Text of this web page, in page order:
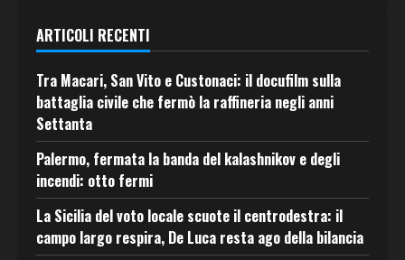
ARTICOLI RECENTI
Tra Macari, San Vito e Custonaci: il docufilm sulla
battaglia civile che fermò la raffineria negli anni
Settanta
Palermo, fermata la banda del kalashnikov e degli
incendi: otto fermi
La Sicilia del voto locale scuote il centrodestra: il
campo largo respira, De Luca resta ago della bilancia